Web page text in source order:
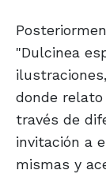
"Dulcinea
donde
través de
invitación a
mismas y